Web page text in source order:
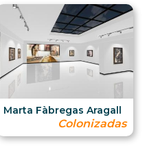
Marta Fàbregas Aragall
Colonizadas